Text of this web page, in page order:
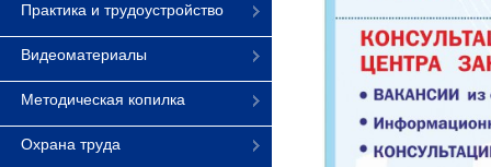
Практика и трудоустройство
Видеоматериалы
Методическая копилка
Охрана труда